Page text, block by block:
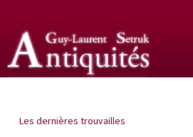
Les dernières trouvailles